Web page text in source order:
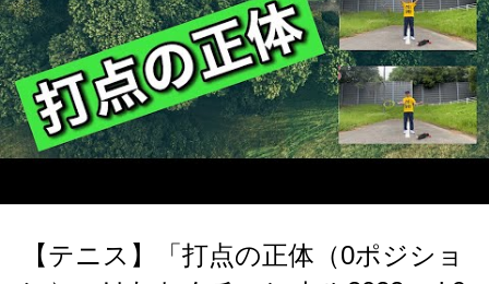
【テニス】「打点の正体（0ポジショ